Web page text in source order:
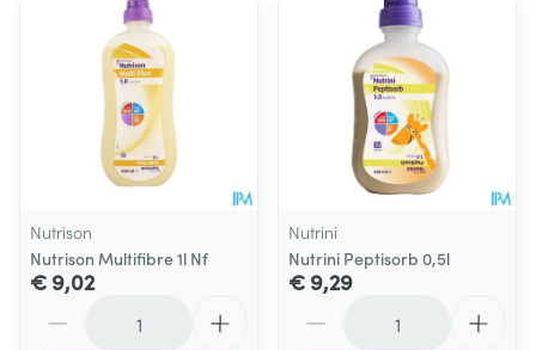
Nutrison
Nutrison Multifibre 1l Nf
€ 9,02
Nutrini
Nutrini Peptisorb 0,5l
€ 9,29